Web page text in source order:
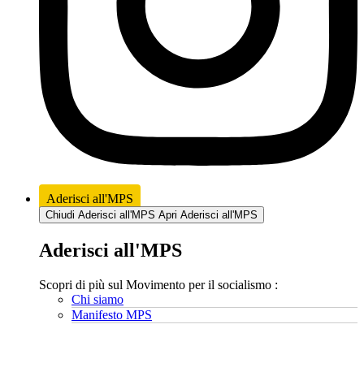
Aderisci all'MPS
Chiudi Aderisci all'MPS Apri Aderisci all'MPS
Aderisci all'MPS
Scopri di più sul Movimento per il socialismo :
Chi siamo
Manifesto MPS